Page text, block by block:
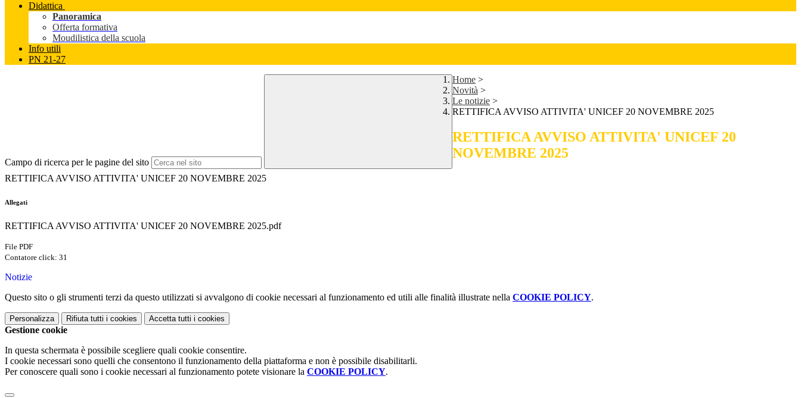
Didattica
Panoramica
Offerta formativa
Moudilistica della scuola
Info utili
PN 21-27
Campo di ricerca per le pagine del sito
Home >
Novità >
Le notizie >
RETTIFICA AVVISO ATTIVITA' UNICEF 20 NOVEMBRE 2025
RETTIFICA AVVISO ATTIVITA' UNICEF 20
NOVEMBRE 2025
RETTIFICA AVVISO ATTIVITA' UNICEF 20 NOVEMBRE 2025
Allegati
RETTIFICA AVVISO ATTIVITA' UNICEF 20 NOVEMBRE 2025.pdf
File PDF
Contatore click: 31
Notizie
Questo sito o gli strumenti terzi da questo utilizzati si avvalgono di cookie necessari al funzionamento ed utili alle finalità illustrate nella COOKIE POLICY.
Personalizza Rifiuta tutti i cookies Accetta tutti i cookies
Gestione cookie
In questa schermata è possibile scegliere quali cookie consentire.
I cookie necessari sono quelli che consentono il funzionamento della piattaforma e non è possibile disabilitarli.
Per conoscere quali sono i cookie necessari al funzionamento potete visionare la COOKIE POLICY.